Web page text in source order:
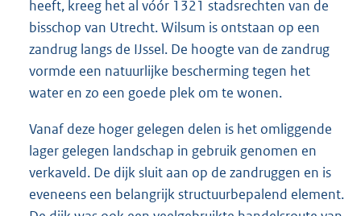
heeft, kreeg het al vóór 1321 stadsrechten van de
bisschop van Utrecht. Wilsum is ontstaan op een
zandrug langs de IJssel. De hoogte van de zandrug
vormde een natuurlijke bescherming tegen het
water en zo een goede plek om te wonen.
Vanaf deze hoger gelegen delen is het omliggende
lager gelegen landschap in gebruik genomen en
verkaveld. De dijk sluit aan op de zandruggen en is
eveneens een belangrijk structuurbepalend element.